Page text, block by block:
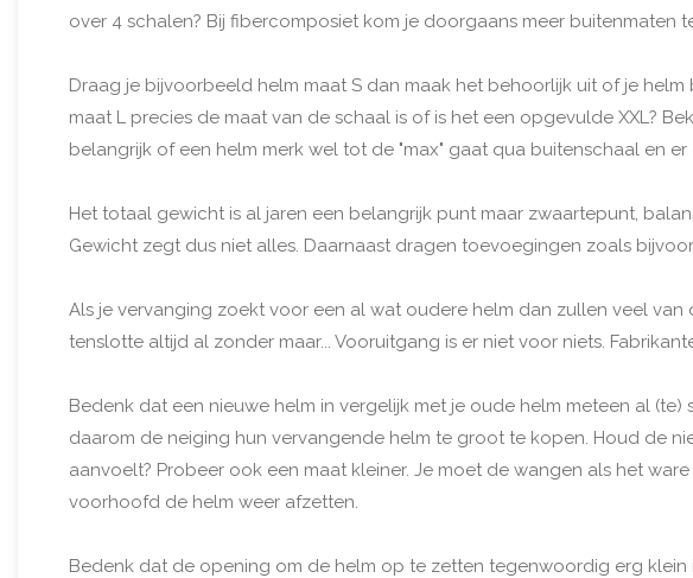
over 4 schalen? Bij fibercomposiet kom je doorgaans meer buitenmaten
Draag je bijvoorbeeld helm maat S dan maak het behoorlijk uit of je
maat L precies de maat van de schaal is of is het een opgevulde XXL?
belangrijk of een helm merk wel tot de "max" gaat qua buitenschaal en
Het totaal gewicht is al jaren een belangrijk punt maar zwaartepunt,
Gewicht zegt dus niet alles. Daarnaast dragen toevoegingen zoals
Als je vervanging zoekt voor een al wat oudere helm dan zullen veel
tenslotte altijd al zonder maar... Vooruitgang is er niet voor niets.
Bedenk dat een nieuwe helm in vergelijk met je oude helm meteen al
daarom de neiging hun vervangende helm te groot te kopen. Houd de
aanvoelt? Probeer ook een maat kleiner. Je moet de wangen als het
voorhoofd de helm weer afzetten.
Bedenk dat de opening om de helm op te zetten tegenwoordig erg